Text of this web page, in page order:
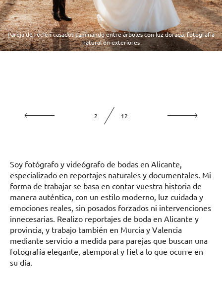
Pareja de recién casados caminando entre árboles con luz dorada, fotografía
natural en exteriores
2 12
Soy fotógrafo y videógrafo de bodas en Alicante,
especializado en reportajes naturales y documentales. Mi
forma de trabajar se basa en contar vuestra historia de
manera auténtica, con un estilo moderno, luz cuidada y
emociones reales, sin posados forzados ni intervenciones
innecesarias. Realizo reportajes de boda en Alicante y
provincia, y trabajo también en Murcia y Valencia
mediante servicio a medida para parejas que buscan una
fotografía elegante, atemporal y fiel a lo que ocurre en
su día.